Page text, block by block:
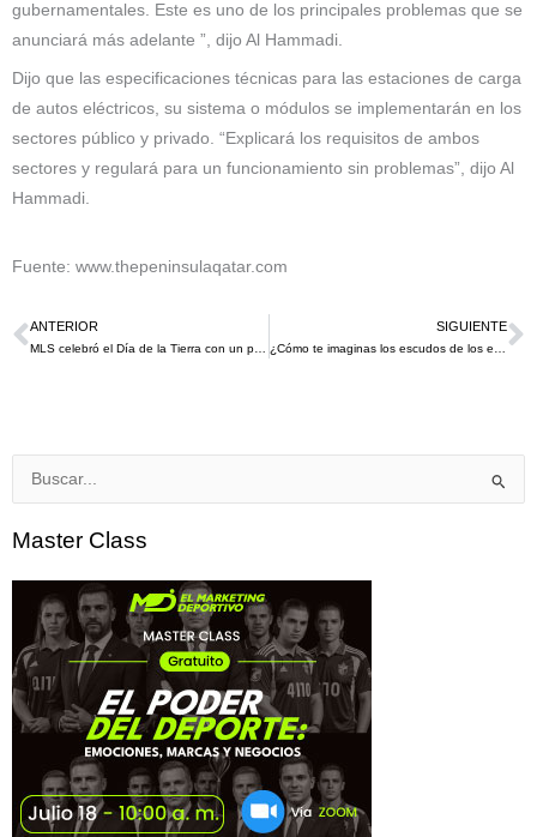
gubernamentales. Este es uno de los principales problemas que se
anunciará más adelante ”, dijo Al Hammadi.
Dijo que las especificaciones técnicas para las estaciones de carga
de autos eléctricos, su sistema o módulos se implementarán en los
sectores público y privado. “Explicará los requisitos de ambos
sectores y regulará para un funcionamiento sin problemas”, dijo Al
Hammadi.
Fuente: www.thepeninsulaqatar.com
Ant
ANTERIOR SIGUIENTE
Buscar
Master Class